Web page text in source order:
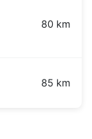
80 km
85 km